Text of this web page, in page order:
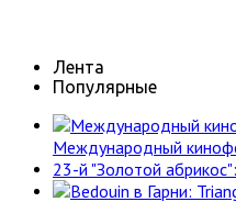
Лента
Популярные
Международный
23-й "Золотой